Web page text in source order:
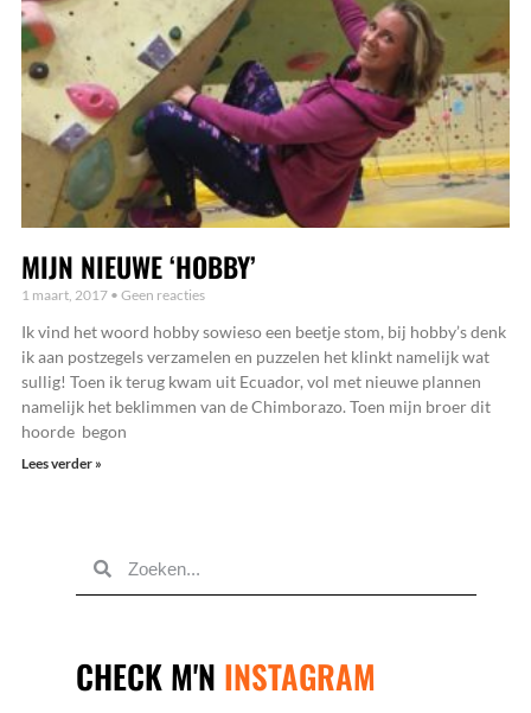
MIJN NIEUWE ‘HOBBY’
1 maart, 2017 Geen reacties
Ik vind het woord hobby sowieso een beetje stom, bij hobby’s denk
ik aan postzegels verzamelen en puzzelen het klinkt namelijk wat
sullig! Toen ik terug kwam uit Ecuador, vol met nieuwe plannen
namelijk het beklimmen van de Chimborazo. Toen mijn broer dit
hoorde begon
Lees verder »
CHECK M'N INSTAGRAM
BERICHTJE
SAMEN
DOEN?